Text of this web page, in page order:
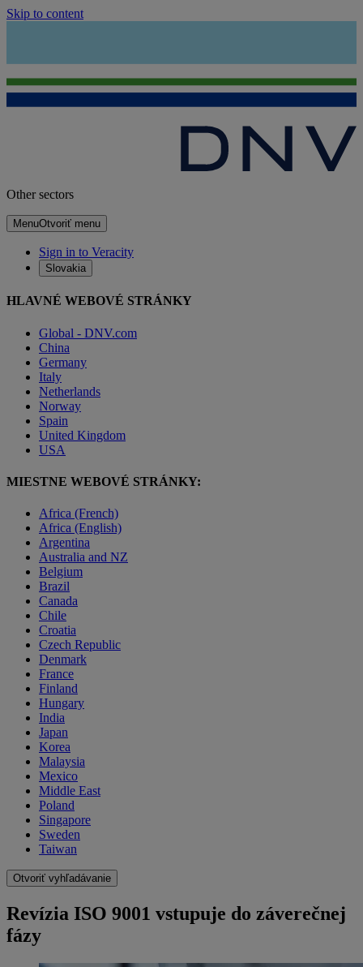
Skip to content
Other sectors
MenuOtvoriť menu
Sign in to Veracity
Slovakia
HLAVNÉ WEBOVÉ STRÁNKY
Global - DNV.com
China
Germany
Italy
Netherlands
Norway
Spain
United Kingdom
USA
MIESTNE WEBOVÉ STRÁNKY:
Africa (French)
Africa (English)
Argentina
Australia and NZ
Belgium
Brazil
Canada
Chile
Croatia
Czech Republic
Denmark
France
Finland
Hungary
India
Japan
Korea
Malaysia
Mexico
Middle East
Poland
Singapore
Sweden
Taiwan
Otvoriť vyhľadávanie
Revízia ISO 9001 vstupuje do záverečnej
fázy